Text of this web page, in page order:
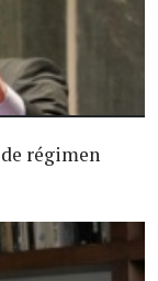
régimen